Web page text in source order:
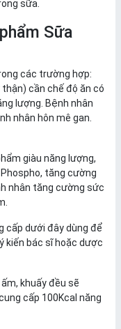
sữa.
Sữa
các trường hợp:
cần chế độ ăn có
lượng. Bệnh nhân
nhân hôn mê gan.
giàu năng lượng,
tăng cường
nhân tăng cường sức
cấp dưới đây dùng để
kiến bác sĩ hoặc dược
khuấy đều sẽ
cấp 100Kcal năng